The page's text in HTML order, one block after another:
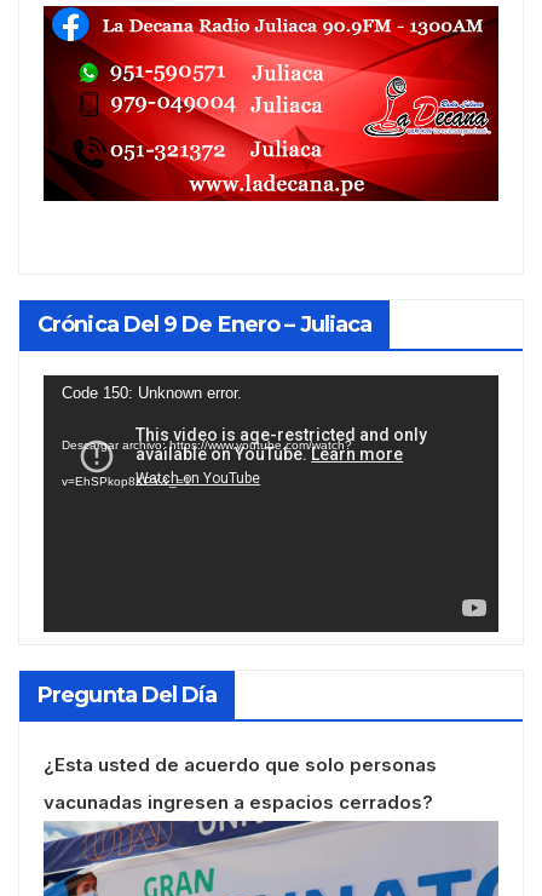
Crónica Del 9 De Enero – Juliaca
Reproductor
vídeo
Code 150: Unknown error.
Descargar archivo: https://www.youtube.com/watch?
v=EhSPkop8KPY&_=1
Pregunta Del Día
¿Esta usted de acuerdo que solo personas
vacunadas ingresen a espacios cerrados?